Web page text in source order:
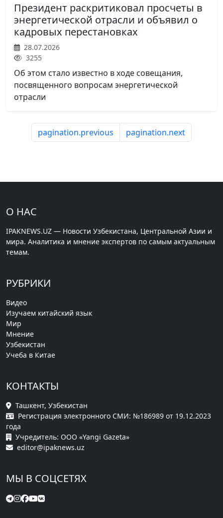
Президент раскритиковал просчеты в
энергетической отрасли и объявил о
кадровых перестановках
28.07.2026
3255
Об этом стало известно в ходе совещания,
посвященного вопросам энергетической
отрасли
pagination.previous pagination.next
О НАС
IPAKNEWS.UZ — Новости Узбекистана, Центральной Азии и
мира. Аналитика и мнение экспертов по самым актуальным
темам.
РУБРИКИ
Видео
Изучаем китайский язык
Мир
Мнение
Узбекистан
Учеба в Китае
КОНТАКТЫ
Ташкент, Узбекистан
Регистрация электронного СМИ: №186989 от 19.12.2023
года
Учредитель: ООО «Yangi Gazeta»
editor@ipaknews.uz
МЫ В СОЦСЕТЯХ